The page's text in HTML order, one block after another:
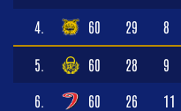
4. 60 29 8
5. 60 28 9
6. 60 26 11